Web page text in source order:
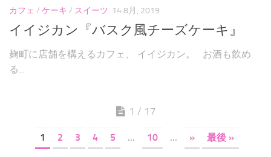
カフェ / ケーキ / スイーツ 14 8月, 2019
イイジカン『バスク風チーズケーキ』
麹町に店舗を構えるカフェ、 イイジカン。 お酒も飲め
る...
1 / 17
1 2 3 4 5 ... 10 ... » 最後 »